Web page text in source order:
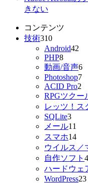
きない
コンテンツ
技術310
Android42
PHP8
動画/音声6
Photoshop7
ACID Pro2
RPGツクー
レッツ！ス
SQLite3
メール11
スマホ14
ウイルス／
自作ソフト 4
ハードウェ
WordPress23